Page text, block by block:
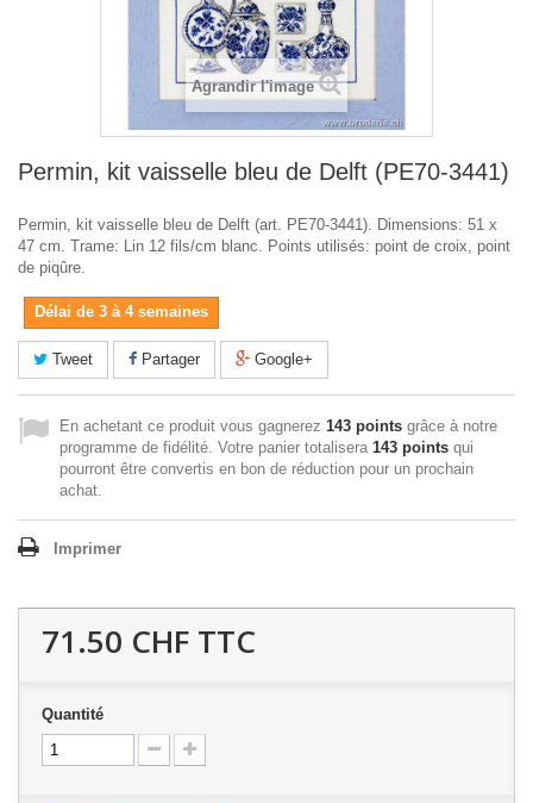
Agrandir l'image
Permin, kit vaisselle bleu de Delft (PE70-3441)
Permin, kit vaisselle bleu de Delft (art. PE70-3441). Dimensions: 51 x
47 cm. Trame: Lin 12 fils/cm blanc. Points utilisés: point de croix, point
de piqûre.
Délai de 3 à 4 semaines
Tweet Partager Google+
En achetant ce produit vous gagnerez 143 points grâce à notre
programme de fidélité. Votre panier totalisera 143 points qui
pourront être convertis en bon de réduction pour un prochain
achat.
Imprimer
71.50 CHF TTC
Quantité